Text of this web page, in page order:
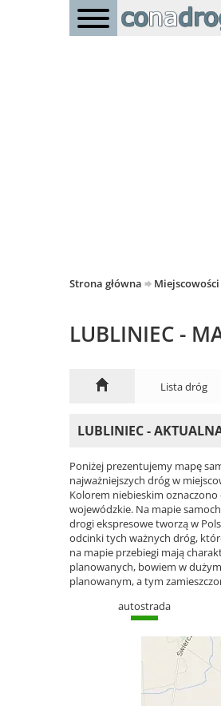
Strona główna Miejscowości
LUBLINIEC -
Lista dróg
LUBLINIEC -
Poniżej prezentujemy mapę
najważniejszych dróg w
Kolorem niebieskim
wojewódzkie. Na mapie
drogi ekspresowe tworzą w
odcinki tych ważnych dróg,
na mapie przebiegi mają
planowanych, bowiem w
planowanym, a tym
autostrada